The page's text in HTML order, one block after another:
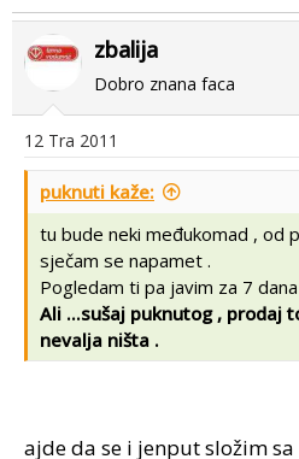
zbalija
Dobro znana faca
12 Tra 2011
puknuti kaže:
tu bude neki međukomad , od
sječam se napamet .
Pogledam ti pa javim za 7 dana
Ali ...sušaj puknutog , prodaj
nevalja ništa .
ajde da se i jenput složim